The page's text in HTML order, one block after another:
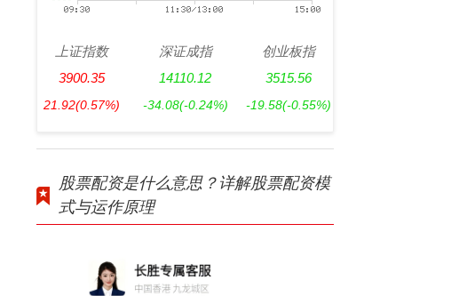
上证指数
3900.35
21.92(0.57%)
深证成指
14110.12
-34.08(-0.24%)
创业板指
3515.56
-19.58(-0.55%)
股票配资是什么意思？详解股票配资模
式与运作原理